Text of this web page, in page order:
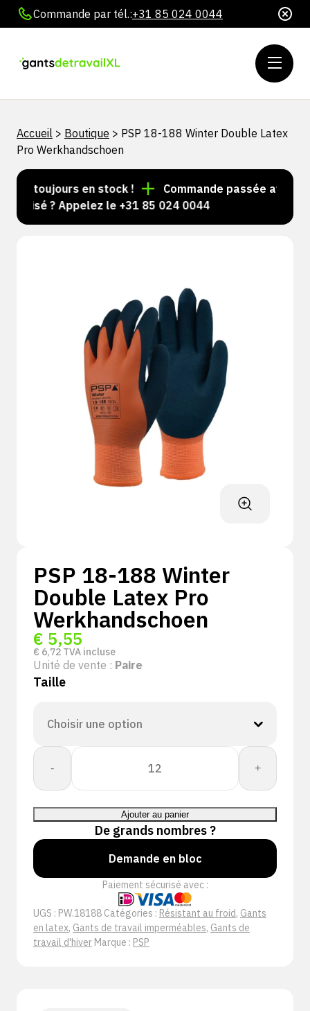
Commande par tél.:+31 85 024 0044
Accueil > Boutique > PSP 18-188 Winter Double Latex
Pro Werkhandschoen
toujours en stock !
Commande passée avant 15
? Appelez le +31 85 024 0044
PSP 18-188 Winter
Double Latex Pro
Werkhandschoen
€ 5,55
€ 6,72 TVA incluse
Unité de vente : Paire
Taille
-
quantité
PSP
188
Winter
Double
Latex
Werkhandschoen
+
Ajouter au panier
De grands nombres ?
Demande en bloc
Paiement sécurisé avec :
UGS : PW.18188 Catégories : Résistant au froid, Gants
en latex, Gants de travail imperméables, Gants de
travail d'hiver Marque : PSP